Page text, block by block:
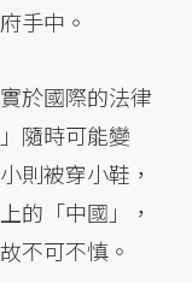
手中。
於國際的法律
隨時可能變
則被穿小鞋，
的「中國」，
不可不慎。